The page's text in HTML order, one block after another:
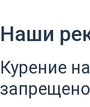
Наши
Курение